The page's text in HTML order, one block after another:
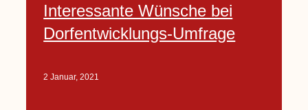
Interessante Wünsche bei
Dorfentwicklungs-Umfrage
2 Januar, 2021